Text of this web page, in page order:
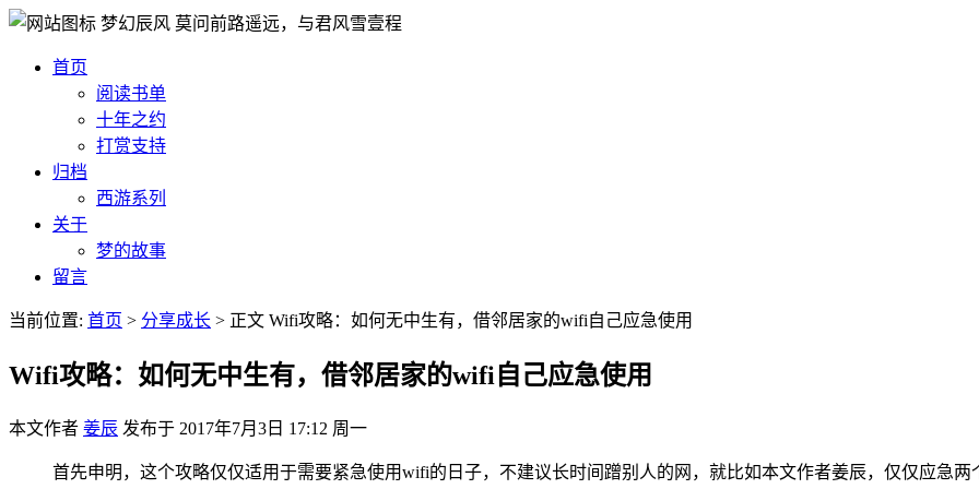
梦幻辰风 莫问前路遥远，与君风雪壹程
首页
阅读书单
十年之约
打赏支持
归档
西游系列
关于
梦的故事
留言
当前位置: 首页 > 分享成长 > 正文 Wifi攻略：如何无中生有，借邻居家的wifi自己应急使用
Wifi攻略：如何无中生有，借邻居家的wifi自己应急使用
本文作者 姜辰 发布于 2017年7月3日 17:12 周一
首先申明，这个攻略仅仅适用于需要紧急使用wifi的日子，不建议长时间蹭别人的网，就比如本文作者姜辰，仅仅应急两